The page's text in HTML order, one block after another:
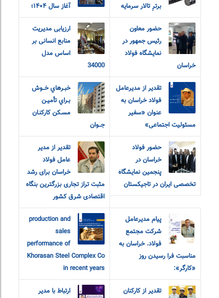
برترِ تالار سرمایه
آغاز سال ۱۴۰۴؛
حضور معاون
رئیس جمهور در
نمایشگاه فولاد
خراسان
ارزیابی مدیریت
منابع انسانی بر
اساس مدل
34000
تقدیر از مدیرعامل
فولاد خراسان به
عنوان «سفیر
مسئولیت اجتماعی»
خبـرهاي خــوش
بـراي تأميـن
مسـکن کارکنـان
جــوان
حضور فولاد
خراسان در
پنجمین نمایشگاه
تخصصی ایران در تاجیکستان
تقدیر از مدیر
عامل فولاد
خراسان برای رشد
مثبت تراز تجاری بزرگترین بنگاه
اقتصادی شرق کشور
پیام مدیرعامل
شرکت مجتمع
فولاد. خراسان به
مناسبت فرا رسیدن روز
«کارگر»:
production and
sales
performance of
Khorasan Steel Complex Co
in recent years
تقدیر از کارکنان
ارتباط با مدیر